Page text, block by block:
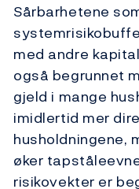
Sårbarhetene
med andre
også begrunnet
gjeld i mange
imidlertid mer
husholdningene,
øker
risikovekter er